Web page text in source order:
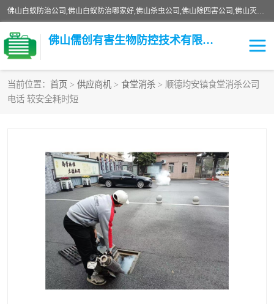
佛山白蚁防治公司,佛山白蚁防治哪家好,佛山杀虫公司,佛山除四害公司,佛山灭白蚁公司,佛山白蚁防治佛山儒创有害生物防治有限公司是一家佛山杀虫公司、佛山除四害公司、佛山灭白蚁公司、佛山白蚁防治公司，让您远离虫害困扰。要问佛山白蚁防治哪家好？佛山儒创有害生物防治有限公司全佛山、广州，正规公司，上门勘查，可靠，售后有保障。
佛山儒创有害生物防控技术有限公司
当前位置： 首页 > 供应商机 > 食堂消杀 > 顺德均安镇食堂消杀公司
电话 较安全耗时短
白蚁消杀
除四害 食堂消杀
校园消杀 园区消杀